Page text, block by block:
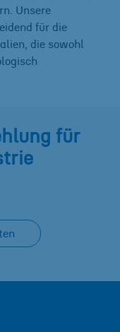
Unsere
für die
die sowohl
für